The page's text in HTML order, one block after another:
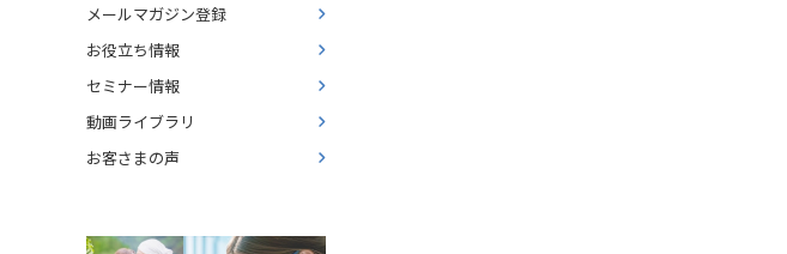
メールマガジン登録
お役立ち情報
セミナー情報
動画ライブラリ
お客さまの声